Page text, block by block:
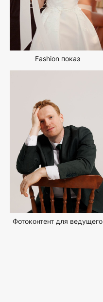
Fashion показ
Фотоконтент для ведущего